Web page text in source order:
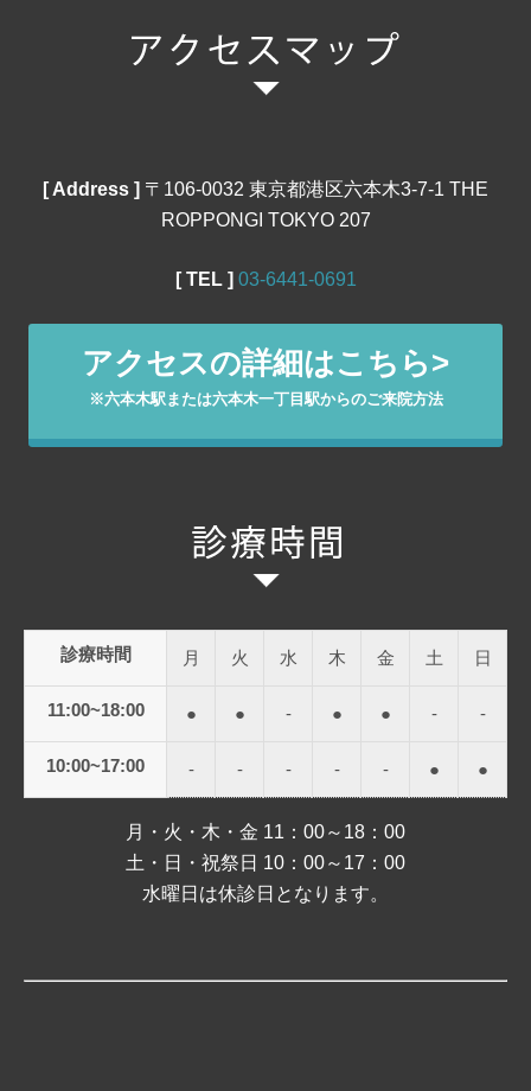
[ Address ] 〒106‐0032 東京都港区六本木3-7-1 THE
ROPPONGI TOKYO 207
[ TEL ] 03‐6441‐0691
アクセスの詳細はこちら>
※六本木駅または六本木一丁目駅からのご来院方法
診療時間 月 火 水 木 金 土 日
11:00~18:00 ● ● - ● ● - -
10:00~17:00 - - - - - ● ●
月・火・木・金 11：00～18：00
土・日・祝祭日 10：00～17：00
水曜日は休診日となります。